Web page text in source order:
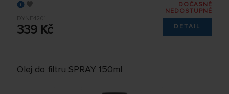
DYNE4201
339 Kč
DOČASNĚ
NEDOSTUPNÉ
DETAIL
Olej do filtru SPRAY 150ml